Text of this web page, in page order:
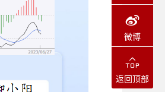
微博
返回顶部